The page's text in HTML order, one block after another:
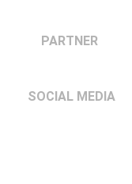
PARTNER
SOCIAL MEDIA